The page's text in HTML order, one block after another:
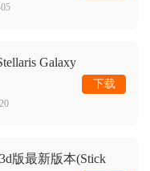
Galaxy
下载
版最新版本(Stick